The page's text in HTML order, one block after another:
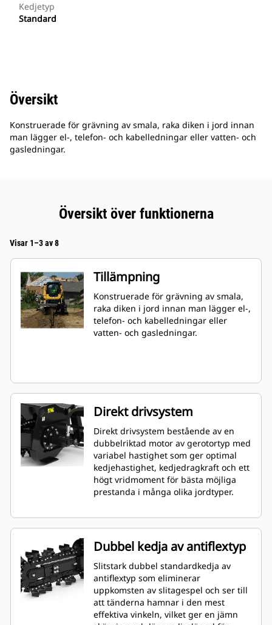
Kedjetyp
Standard
Översikt
Konstruerade för grävning av smala, raka diken i jord innan
man lägger el-, telefon- och kabelledningar eller vatten- och
gasledningar.
Översikt över funktionerna
Visar 1–3 av 8
Tillämpning
Konstruerade för grävning av smala,
raka diken i jord innan man lägger el-,
telefon- och kabelledningar eller
vatten- och gasledningar.
Direkt drivsystem
Direkt drivsystem bestående av en
dubbelriktad motor av gerotortyp med
variabel hastighet som ger optimal
kedjehastighet, kedjedragkraft och ett
högt vridmoment för bästa möjliga
prestanda i många olika jordtyper.
Dubbel kedja av antiflextyp
Slitstark dubbel standardkedja av
antiflextyp som eliminerar
uppkomsten av slitagespel och ser till
att tänderna hamnar i den mest
effektiva vinkeln, vilket ger en jämn